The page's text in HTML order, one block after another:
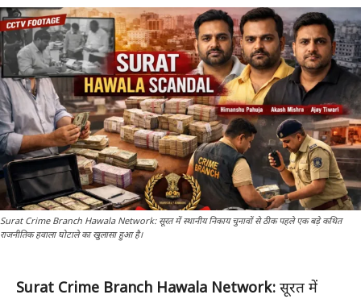
Surat Crime Branch Hawala Network: सूरत में स्थानीय निकाय चुनावों से ठीक पहले एक बड़े कथित
राजनीतिक हवाला घोटाले का खुलासा हुआ है।
Surat Crime Branch Hawala Network: सूरत में